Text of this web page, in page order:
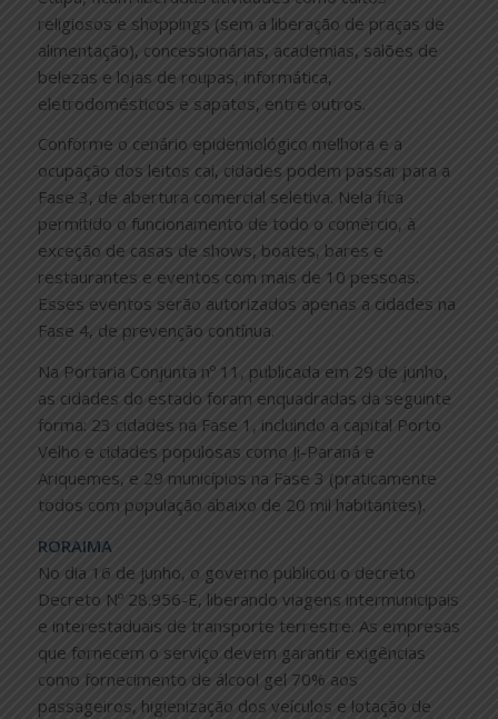
religiosos e shoppings (sem a liberação de praças de
alimentação), concessionárias, academias, salões de
belezas e lojas de roupas, informática,
eletrodomésticos e sapatos, entre outros.
Conforme o cenário epidemiológico melhora e a
ocupação dos leitos cai, cidades podem passar para a
Fase 3, de abertura comercial seletiva. Nela fica
permitido o funcionamento de todo o comércio, à
exceção de casas de shows, boates, bares e
restaurantes e eventos com mais de 10 pessoas.
Esses eventos serão autorizados apenas a cidades na
Fase 4, de prevenção contínua.
Na Portaria Conjunta nº 11, publicada em 29 de junho,
as cidades do estado foram enquadradas da seguinte
forma: 23 cidades na Fase 1, incluindo a capital Porto
Velho e cidades populosas como Ji-Paraná e
Ariquemes, e 29 municípios na Fase 3 (praticamente
todos com população abaixo de 20 mil habitantes).
RORAIMA
No dia 16 de junho, o governo publicou o decreto
Decreto Nº 28.956-E, liberando viagens intermunicipais
e interestaduais de transporte terrestre. As empresas
que fornecem o serviço devem garantir exigências
como fornecimento de álcool gel 70% aos
passageiros, higienização dos veículos e lotação de